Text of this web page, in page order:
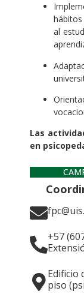
al
Las
en
+57
Edificio
piso